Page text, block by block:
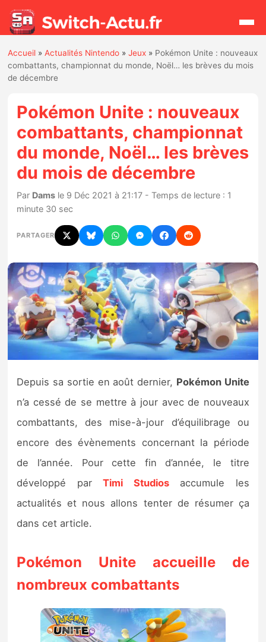
Rechercher
Actualités
Jeux
Hardware
Mises à jour
Chiffres de ventes
Rumeurs
Nintendo Direct
Tests et previews
Tests de jeux
Tests d’accessoires
Previews
Précommandes
Précommandes jeux Switch 2
Bons plans
Guides
Accueil »Actualités Nintendo »Jeux » Pokémon Unite : nouveaux
combattants, championnat du monde, Noël… les brèves du mois
de décembre
Pokémon Unite : nouveaux
combattants, championnat
du monde, Noël… les brèves
du mois de décembre
Par Dams le 9 Déc 2021 à 21:17 - Temps de lecture : 1
minute 30 sec
PARTAGER
Depuis sa sortie en août dernier, Pokémon Unite
n’a cessé de se mettre à jour avec de nouveaux
combattants, des mise-à-jour d’équilibrage ou
encore des évènements concernant la période
de l’année. Pour cette fin d’année, le titre
développé parTimi Studiosaccumule les
actualités et nous allons tenter de résumer ça
dans cet article.
Pokémon Unite accueille de
nombreux combattants